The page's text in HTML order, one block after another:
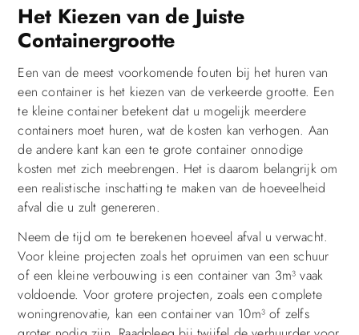
Het Kiezen van de Juiste
Containergrootte
Een van de meest voorkomende fouten bij het huren van
een container is het kiezen van de verkeerde grootte. Een
te kleine container betekent dat u mogelijk meerdere
containers moet huren, wat de kosten kan verhogen. Aan
de andere kant kan een te grote container onnodige
kosten met zich meebrengen. Het is daarom belangrijk om
een realistische inschatting te maken van de hoeveelheid
afval die u zult genereren.
Neem de tijd om te berekenen hoeveel afval u verwacht.
Voor kleine projecten zoals het opruimen van een schuur
of een kleine verbouwing is een container van 3m³ vaak
voldoende. Voor grotere projecten, zoals een complete
woningrenovatie, kan een container van 10m³ of zelfs